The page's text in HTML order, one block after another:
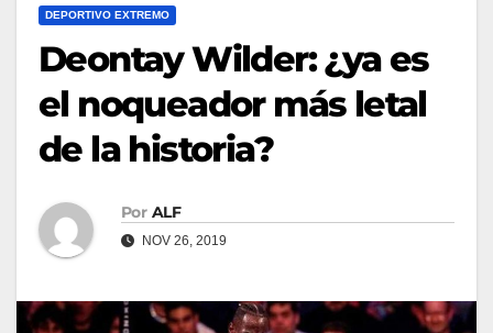
DEPORTIVO EXTREMO
Deontay Wilder: ¿ya es
el noqueador más letal
de la historia?
Por ALF
NOV 26, 2019